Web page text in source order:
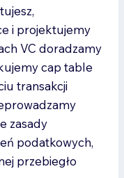
i projektujemy
VC doradzamy
cap table
transakcji
zasady
podatkowych,
przebiegło